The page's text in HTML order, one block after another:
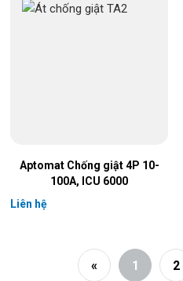
Aptomat Chống giật 4P 10-
100A, ICU 6000
Liên hệ
« 1 2